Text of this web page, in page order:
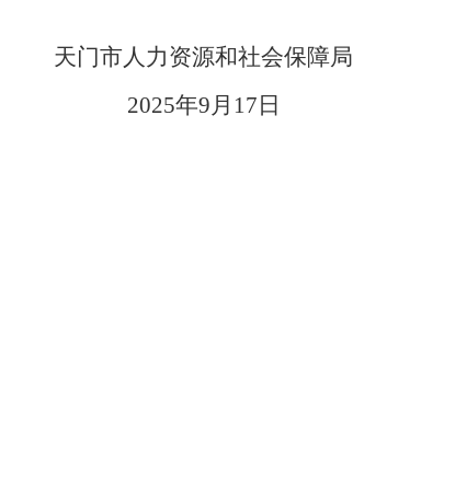
天门市人力资源和社会保障局
2025年9月17日